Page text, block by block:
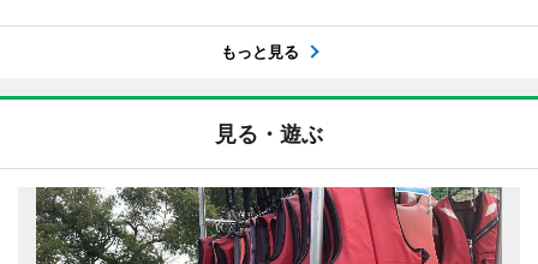
もっと見る
見る・遊ぶ